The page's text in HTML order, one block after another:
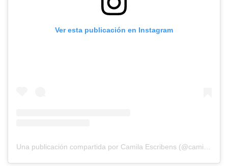
Ver esta publicación en Instagram
Una publicación compartida por Camila Escribens (@camilaescribenss)